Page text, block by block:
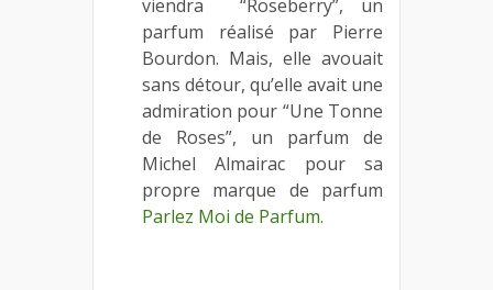
viendra
“Roseberry”, un
parfum réalisé par Pierre
Bourdon. Mais, elle avouait
sans détour, qu’elle avait une
admiration pour “Une Tonne
de Roses”, un parfum de
Michel Almairac pour sa
propre marque de parfum
Parlez Moi de Parfum.